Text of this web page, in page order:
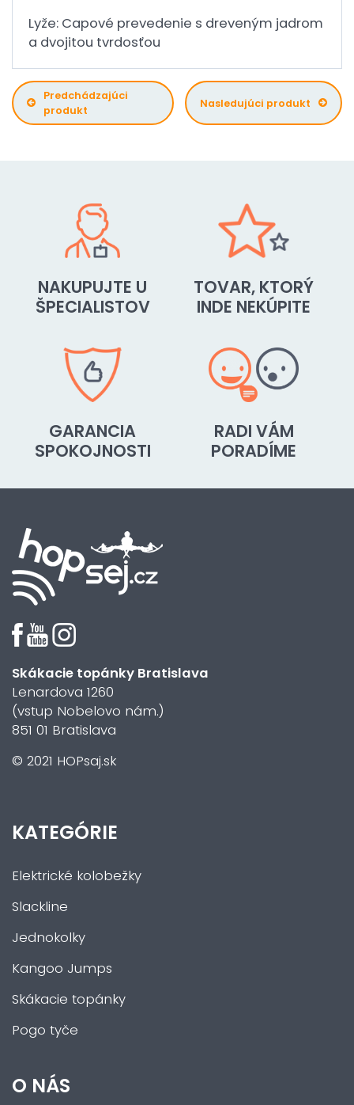
Lyže: Capové prevedenie s dreveným jadrom
a dvojitou tvrdosťou
Predchádzajúci
produkt
Nasledujúci produkt
NAKUPUJTE U
ŠPECIALISTOV
TOVAR, KTORÝ
INDE NEKÚPITE
GARANCIA
SPOKOJNOSTI
RADI VÁM
PORADÍME
Skákacie topánky Bratislava
Lenardova 1260
(vstup Nobelovo nám.)
851 01 Bratislava
© 2021 HOPsaj.sk
KATEGÓRIE
Elektrické kolobežky
Slackline
Jednokolky
Kangoo Jumps
Skákacie topánky
Pogo tyče
O NÁS